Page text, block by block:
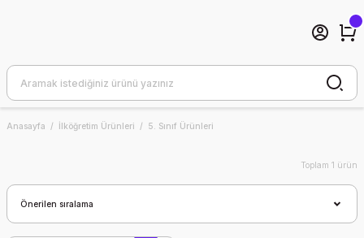
Anasayfa İlköğretim Ürünleri 5. Sınıf Ürünleri
Toplam 1 ürün